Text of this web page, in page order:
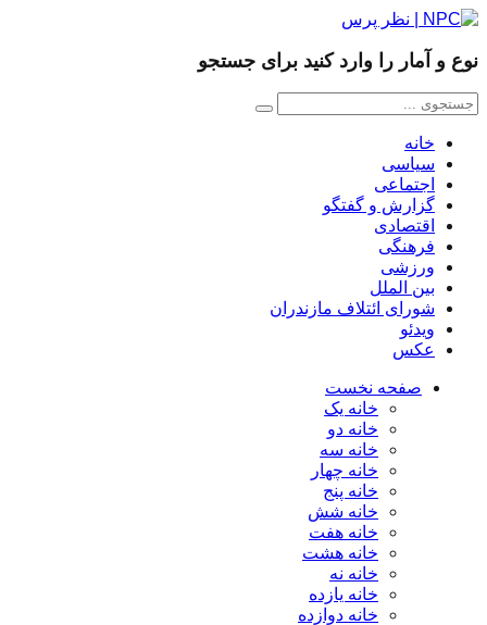
و آمار را وارد کنید برای جستجو
خانه
سیاسی
اجتماعی
گزارش و گفتگو
اقتصادی
فرهنگی
ورزشی
بین الملل
شورای ائتلاف مازندران
ویدئو
عکس
صفحه نخست
خانه یک
خانه دو
خانه سه
خانه چهار
خانه پنج
خانه شش
خانه هفت
خانه هشت
خانه نه
خانه یازده
خانه دوازده